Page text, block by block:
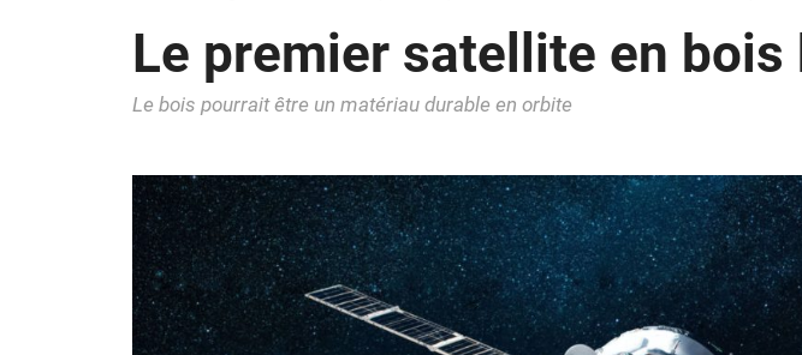
Le premier satellite en bois
Le bois pourrait être un matériau durable en orbite